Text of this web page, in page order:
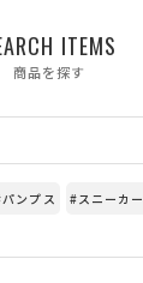
ITEMS
商品を探す
ンプス #スニーカー